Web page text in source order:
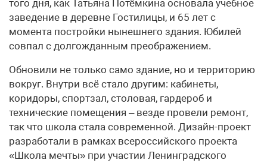
того дня, как Татьяна Потёмкина основала учебное
заведение в деревне Гостилицы, и 65 лет с
момента постройки нынешнего здания. Юбилей
совпал с долгожданным преображением.
Обновили не только само здание, но и территорию
вокруг. Внутри всё стало другим: кабинеты,
коридоры, спортзал, столовая, гардероб и
технические помещения – везде провели ремонт,
так что школа стала современной. Дизайн-проект
разработали в рамках всероссийского проекта
«Школа мечты» при участии Ленинградского